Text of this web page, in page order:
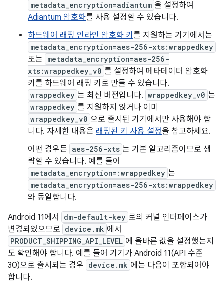
metadata_encryption=adiantum 을 설정하여
Adiantum 암호화를 사용 설정할 수 있습니다.
하드웨어 래핑 인라인 암호화 키 를 지원하는 기기에서는
metadata_encryption=aes-256-xts:wrappedkey
또는 metadata_encryption=aes-256-
xts:wrappedkey_v0 를 설정하여 메타데이터 암호화
키를 하드웨어 래핑 키로 만들 수 있습니다.
wrappedkey 는 최신 버전입니다. wrappedkey_v0 는
wrappedkey 를 지원하지 않거나 이미
wrappedkey_v0 으로 출시된 기기에서만 사용해야 합
니다. 자세한 내용은 래핑된 키 사용 설정을 참고하세요.
어떤 경우든 aes-256-xts 는 기본 알고리즘이므로 생
략할 수 있습니다. 예를 들어
metadata_encryption=:wrappedkey 는
metadata_encryption=aes-256-xts:wrappedkey
와 동일합니다.
Android 11에서
dm-default-key 로의 커널 인터페이스가
변경되었으므로 device.mk 에서
PRODUCT_SHIPPING_API_LEVEL 에 올바른 값을 설정했는지
도 확인해야 합니다. 예를 들어 기기가 Android 11(API 수준
30)으로 출시되는 경우 device.mk 에는 다음이 포함되어야
합니다.